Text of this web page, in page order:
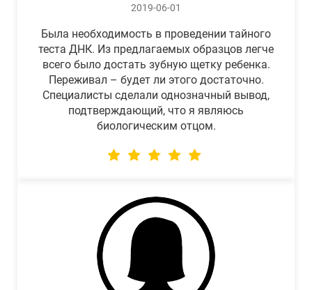
2019-06-01
Была необходимость в проведении тайного
теста ДНК. Из предлагаемых образцов легче
всего было достать зубную щетку ребенка.
Переживал – будет ли этого достаточно.
Специалисты сделали однозначный вывод,
подтверждающий, что я являюсь
биологическим отцом.